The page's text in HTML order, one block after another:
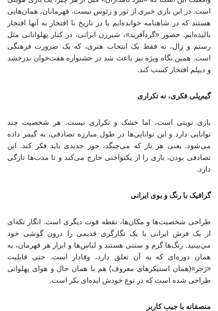
است. در این بازی خبری از ثور و زئوس نیست. قهرمانان، همان‌هایی
هستند که در شاهنامه خوانده‌ایم یا در تاریخ با افتخار به آنها افتخار
بالیده‌ایم. حضور «گردآفرید»، شیرزن ایرانی، در کنار پهلوانانی مثل
رستم و زال، نه فقط یک انتخاب هنری، که یک ضرورت فرهنگی
است. همین نگاه ویژه نیز باعث شد در جشنواره هفت‌خوان بدرخشد
و دیپلم افتخار کسب کند.
گیم‌پلی فکری، نه تکراری
بازی نوبتی است، اما خشک و تکراری نیست. هر شخصیت چند
توانایی دارد و این توانایی‌ها در طول مبارزه تصادفی، به گیمر داده
می‌شود. یعنی هر بار که می‌جنگد، جور جدیدی باید فکر کند. این
تصادفی بودن، بازی را از یکنواختی خارج می‌کند و تا مدت‌ها تازگی
دارد.
گرافیک با رنگ و بوی ایرانی
طراحی شخصیت‌ها و مکان‌ها، نقطه قوت دیگری است. انگار تکه‌ای
از یک فرش ایرانی یا یک نگارگری قدیمی را درون گوشی خود
می‌بینید. رنگ‌ها گرم و سنتی هستند و لباس‌ها و ابزار هر قهرمان، به
همان دوره‌ای که به آن تعلق دارد، وفادار است. حتی قابلیت
«رَجز»(همان استیکرهای معروف) هم با همان حال و هوای پهلوانی
طراحی شده است که در نوع خودش ایده‌ای بکر است.
منصفانه با جیب کاربر